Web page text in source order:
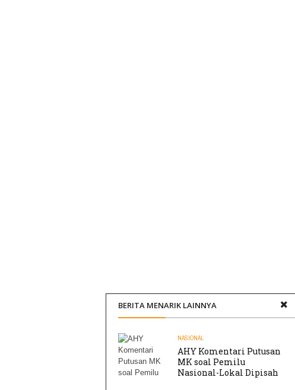
BERITA MENARIK LAINNYA
NASIONAL
AHY Komentari Putusan
MK soal Pemilu
Nasional-Lokal Dipisah